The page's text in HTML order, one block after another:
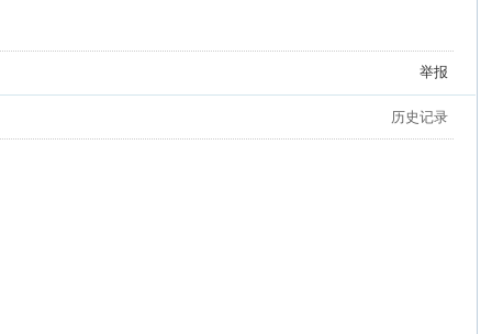
举报
历史记录